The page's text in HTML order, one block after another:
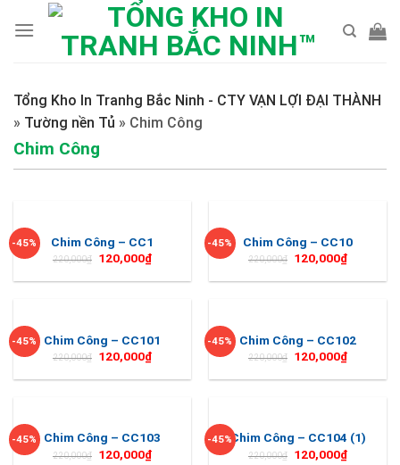
Tổng Kho In Tranhg Bắc Ninh - CTY VẠN LỢI ĐẠI THÀNH
» Tường nền Tủ » Chim Công
Chim Công
-45% Chim Công – CC1
220,000₫ 120,000₫
-45% Chim Công – CC10
220,000₫ 120,000₫
-45% Chim Công – CC101
220,000₫ 120,000₫
-45% Chim Công – CC102
220,000₫ 120,000₫
-45% Chim Công – CC103
220,000₫ 120,000₫
-45%Chim Công – CC104 (1)
220,000₫ 120,000₫